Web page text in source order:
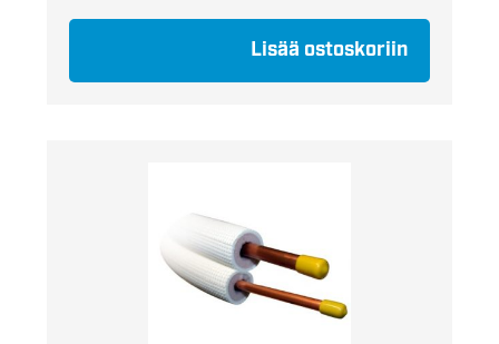
Lisää ostoskoriin